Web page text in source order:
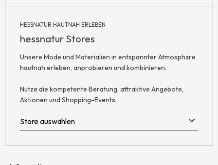
HESSNATUR HAUTNAH ERLEBEN
hessnatur Stores
Unsere Mode und Materialien in entspannter Atmosphäre
hautnah erleben, anprobieren und kombinieren.
Nutze die kompetente Beratung, attraktive Angebote,
Aktionen und Shopping-Events.